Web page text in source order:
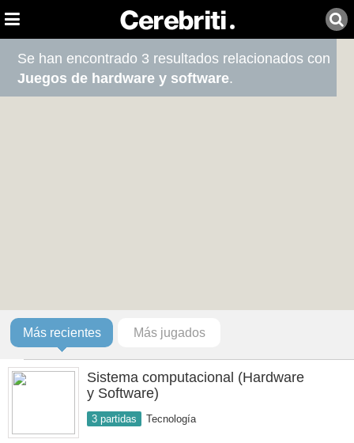
Se han encontrado 3 resultados relacionados con
Juegos de hardware y software.
Más recientes Más jugados
Sistema computacional (Hardware
y Software)
3 partidas Tecnología